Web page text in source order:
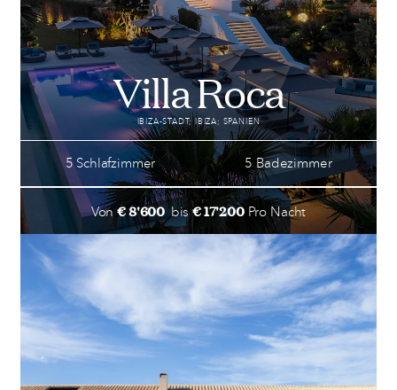
Villa Roca
IBIZA-STADT; IBIZA; SPANIEN
5 Schlafzimmer 5 Badezimmer
Von€ 8'600bis€ 17'200Pro Nacht